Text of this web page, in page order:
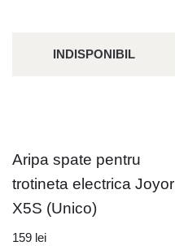
INDISPONIBIL
Aripa spate pentru
trotineta electrica Joyor
X5S (Unico)
159 lei